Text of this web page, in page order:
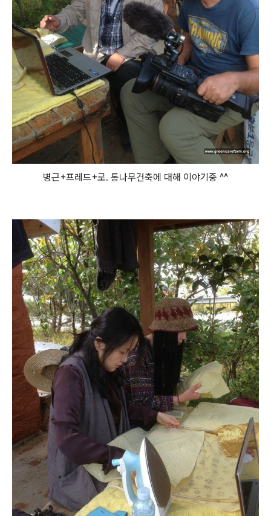
병근+프레드+로. 통나무건축에 대해 이야기중 ^^